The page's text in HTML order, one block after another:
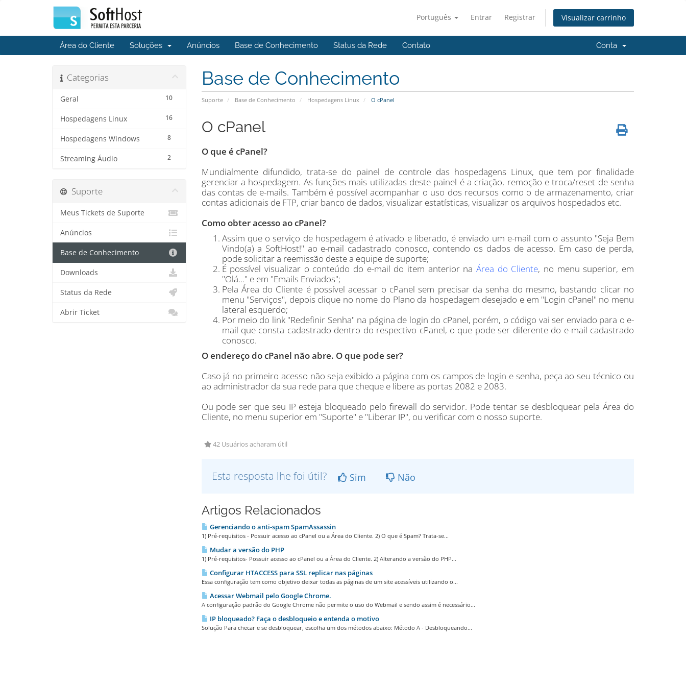
Português Entrar Registrar Visualizar carrinho
Área do Cliente Soluções Anúncios Base de Conhecimento Status da Rede Contato Conta
Base de Conhecimento
Suporte Base de Conhecimento Hospedagens Linux O cPanel
Categorias
10
Geral
16
Hospedagens Linux
8
Hospedagens Windows
2
Streaming Áudio
O cPanel
O que é cPanel?
Mundialmente difundido, trata-se do painel de controle das hospedagens Linux, que tem por finalidade
gerenciar a hospedagem. As funções mais utilizadas deste painel é a criação, remoção e troca/reset de senha
das contas de e-mails. Também é possível acompanhar o uso dos recursos como o de armazenamento, criar
contas adicionais de FTP, criar banco de dados, visualizar estatísticas, visualizar os arquivos hospedados etc.
Como obter acesso ao cPanel?
Assim que o serviço de hospedagem é ativado e liberado, é enviado um e-mail com o assunto "Seja Bem
Vindo(a) a SoftHost!" ao e-mail cadastrado conosco, contendo os dados de acesso. Em caso de perda,
pode solicitar a reemissão deste a equipe de suporte;
É possível visualizar o conteúdo do e-mail do item anterior na Área do Cliente, no menu superior, em
"Olá..." e em "Emails Enviados";
Pela Área do Cliente é possível acessar o cPanel sem precisar da senha do mesmo, bastando clicar no
menu "Serviços", depois clique no nome do Plano da hospedagem desejado e em "Login cPanel" no menu
lateral esquerdo;
Por meio do link "Redefinir Senha" na página de login do cPanel, porém, o código vai ser enviado para o e-
mail que consta cadastrado dentro do respectivo cPanel, o que pode ser diferente do e-mail cadastrado
conosco.
O endereço do cPanel não abre. O que pode ser?
Caso já no primeiro acesso não seja exibido a página com os campos de login e senha, peça ao seu técnico ou
ao administrador da sua rede para que cheque e libere as portas 2082 e 2083.
Ou pode ser que seu IP esteja bloqueado pelo firewall do servidor. Pode tentar se desbloquear pela Área do
Cliente, no menu superior em "Suporte" e "Liberar IP", ou verificar com o nosso suporte.
42 Usuários acharam útil
Esta resposta lhe foi útil? Sim Não
Artigos Relacionados
Gerenciando o anti-spam SpamAssassin
1) Pré-requisitos - Possuir acesso ao cPanel ou a Área do Cliente. 2) O que é Spam? Trata-se...
Mudar a versão do PHP
1) Pré-requisitos- Possuir acesso ao cPanel ou a Área do Cliente. 2) Alterando a versão do PHP...
Configurar HTACCESS para SSL replicar nas páginas
Essa configuração tem como objetivo deixar todas as páginas de um site acessíveis utilizando o...
Acessar Webmail pelo Google Chrome.
A configuração padrão do Google Chrome não permite o uso do Webmail e sendo assim é necessário...
IP bloqueado? Faça o desbloqueio e entenda o motivo
Solução Para checar e se desbloquear, escolha um dos métodos abaixo: Método A - Desbloqueando...
Suporte
Meus Tickets de Suporte
Anúncios
Base de Conhecimento
Downloads
Status da Rede
Abrir Ticket